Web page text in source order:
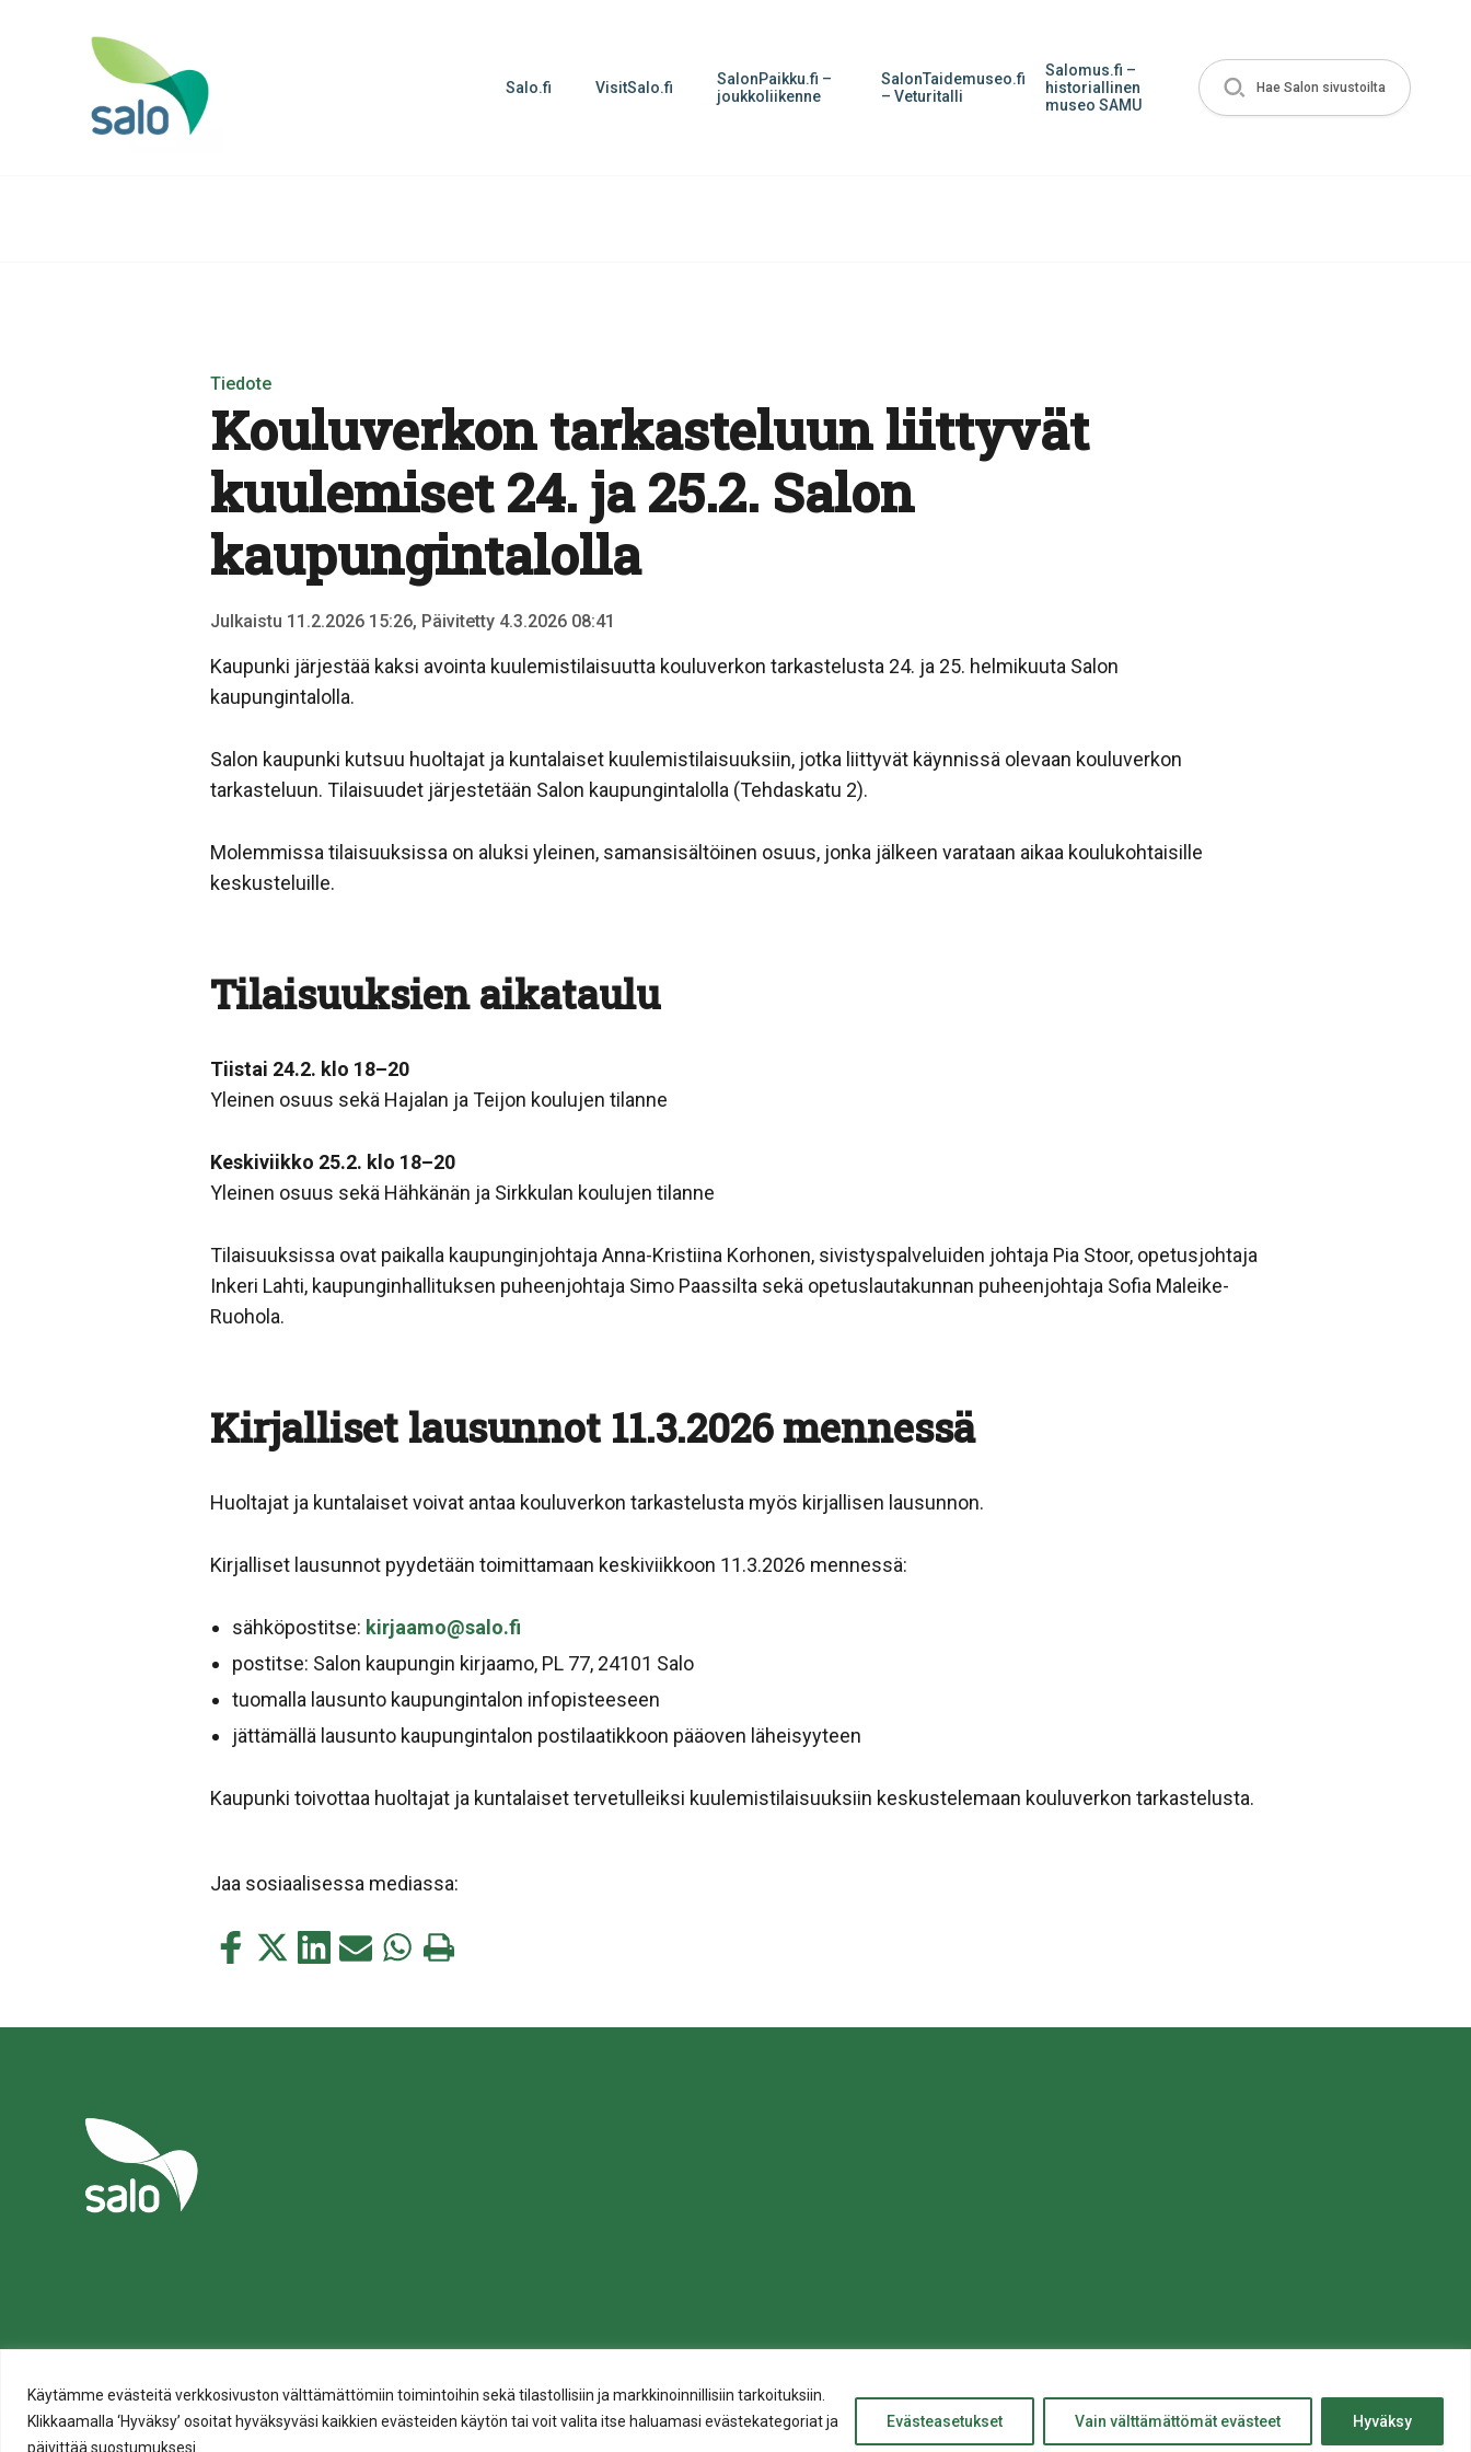
Käytämme evästeitä verkkosivuston välttämättömiin toimintoihin sekä tilastollisiin ja markkinoinnillisiin tarkoituksiin.
Klikkaamalla ‘Hyväksy’ osoitat hyväksyväsi kaikkien evästeiden käytön tai voit valita itse haluamasi evästekategoriat ja
päivittää suostumuksesi.
Evästeasetukset Vain välttämättömät evästeet Hyväksy
Salo.fi VisitSalo.fi
SalonPaikku.fi –
joukkoliikenne
SalonTaidemuseo.fi
– Veturitalli
Salomus.fi –
historiallinen
museo SAMU
Hae Salon sivustoilta
Tiedote
Kouluverkon tarkasteluun liittyvät
kuulemiset 24. ja 25.2. Salon
kaupungintalolla
Julkaistu 11.2.2026 15:26, Päivitetty 4.3.2026 08:41
Kaupunki järjestää kaksi avointa kuulemistilaisuutta kouluverkon tarkastelusta 24. ja 25. helmikuuta Salon
kaupungintalolla.
Salon kaupunki kutsuu huoltajat ja kuntalaiset kuulemistilaisuuksiin, jotka liittyvät käynnissä olevaan kouluverkon
tarkasteluun. Tilaisuudet järjestetään Salon kaupungintalolla (Tehdaskatu 2).
Molemmissa tilaisuuksissa on aluksi yleinen, samansisältöinen osuus, jonka jälkeen varataan aikaa koulukohtaisille
keskusteluille.
Tilaisuuksien aikataulu
Tiistai 24.2. klo 18–20
Yleinen osuus sekä Hajalan ja Teijon koulujen tilanne
Keskiviikko 25.2. klo 18–20
Yleinen osuus sekä Hähkänän ja Sirkkulan koulujen tilanne
Tilaisuuksissa ovat paikalla kaupunginjohtaja Anna-Kristiina Korhonen, sivistyspalveluiden johtaja Pia Stoor, opetusjohtaja
Inkeri Lahti, kaupunginhallituksen puheenjohtaja Simo Paassilta sekä opetuslautakunnan puheenjohtaja Sofia Maleike-
Ruohola.
Kirjalliset lausunnot 11.3.2026 mennessä
Huoltajat ja kuntalaiset voivat antaa kouluverkon tarkastelusta myös kirjallisen lausunnon.
Kirjalliset lausunnot pyydetään toimittamaan keskiviikkoon 11.3.2026 mennessä:
sähköpostitse: kirjaamo@salo.fi
postitse: Salon kaupungin kirjaamo, PL 77, 24101 Salo
tuomalla lausunto kaupungintalon infopisteeseen
jättämällä lausunto kaupungintalon postilaatikkoon pääoven läheisyyteen
Kaupunki toivottaa huoltajat ja kuntalaiset tervetulleiksi kuulemistilaisuuksiin keskustelemaan kouluverkon tarkastelusta.
Jaa sosiaalisessa mediassa:
Jaa
Jaa
Jaa Jaa Jaa Tulosta
Takaisin
ylös
Evästeiden käyttö
Saavutettavuusseloste